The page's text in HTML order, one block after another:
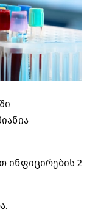
ინფიცირების 2